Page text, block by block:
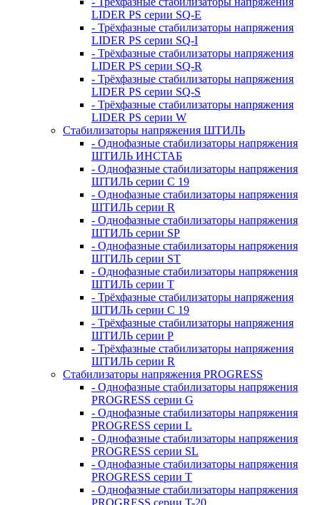
LIDER PS серии SQ-E
- Трёхфазные стабилизаторы напряжения
LIDER PS серии SQ-I
- Трёхфазные стабилизаторы напряжения
LIDER PS серии SQ-R
- Трёхфазные стабилизаторы напряжения
LIDER PS серии SQ-S
- Трёхфазные стабилизаторы напряжения
LIDER PS серии W
Стабилизаторы напряжения ШТИЛЬ
- Однофазные стабилизаторы напряжения
ШТИЛЬ ИНСТАБ
- Однофазные стабилизаторы напряжения
ШТИЛЬ серии C 19
- Однофазные стабилизаторы напряжения
ШТИЛЬ серии R
- Однофазные стабилизаторы напряжения
ШТИЛЬ серии SP
- Однофазные стабилизаторы напряжения
ШТИЛЬ серии ST
- Однофазные стабилизаторы напряжения
ШТИЛЬ серии T
- Трёхфазные стабилизаторы напряжения
ШТИЛЬ серии C 19
- Трёхфазные стабилизаторы напряжения
ШТИЛЬ серии P
- Трёхфазные стабилизаторы напряжения
ШТИЛЬ серии R
Стабилизаторы напряжения PROGRESS
- Однофазные стабилизаторы напряжения
PROGRESS серии G
- Однофазные стабилизаторы напряжения
PROGRESS серии L
- Однофазные стабилизаторы напряжения
PROGRESS серии SL
- Однофазные стабилизаторы напряжения
PROGRESS серии T
- Однофазные стабилизаторы напряжения
PROGRESS серии T-20